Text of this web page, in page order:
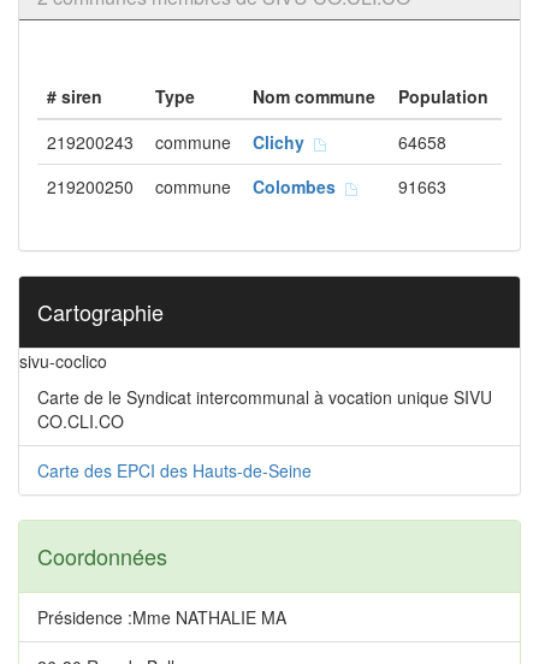
# siren Type Nom commune
Population
219200243
commune Clichy
64658
219200250
commune Colombes 91663
Cartographie
sivu-coclico
Carte de le Syndicat intercommunal à vocation unique SIVU
CO.CLI.CO
Carte des EPCI des Hauts-de-Seine
Coordonnées
Présidence :Mme NATHALIE MA